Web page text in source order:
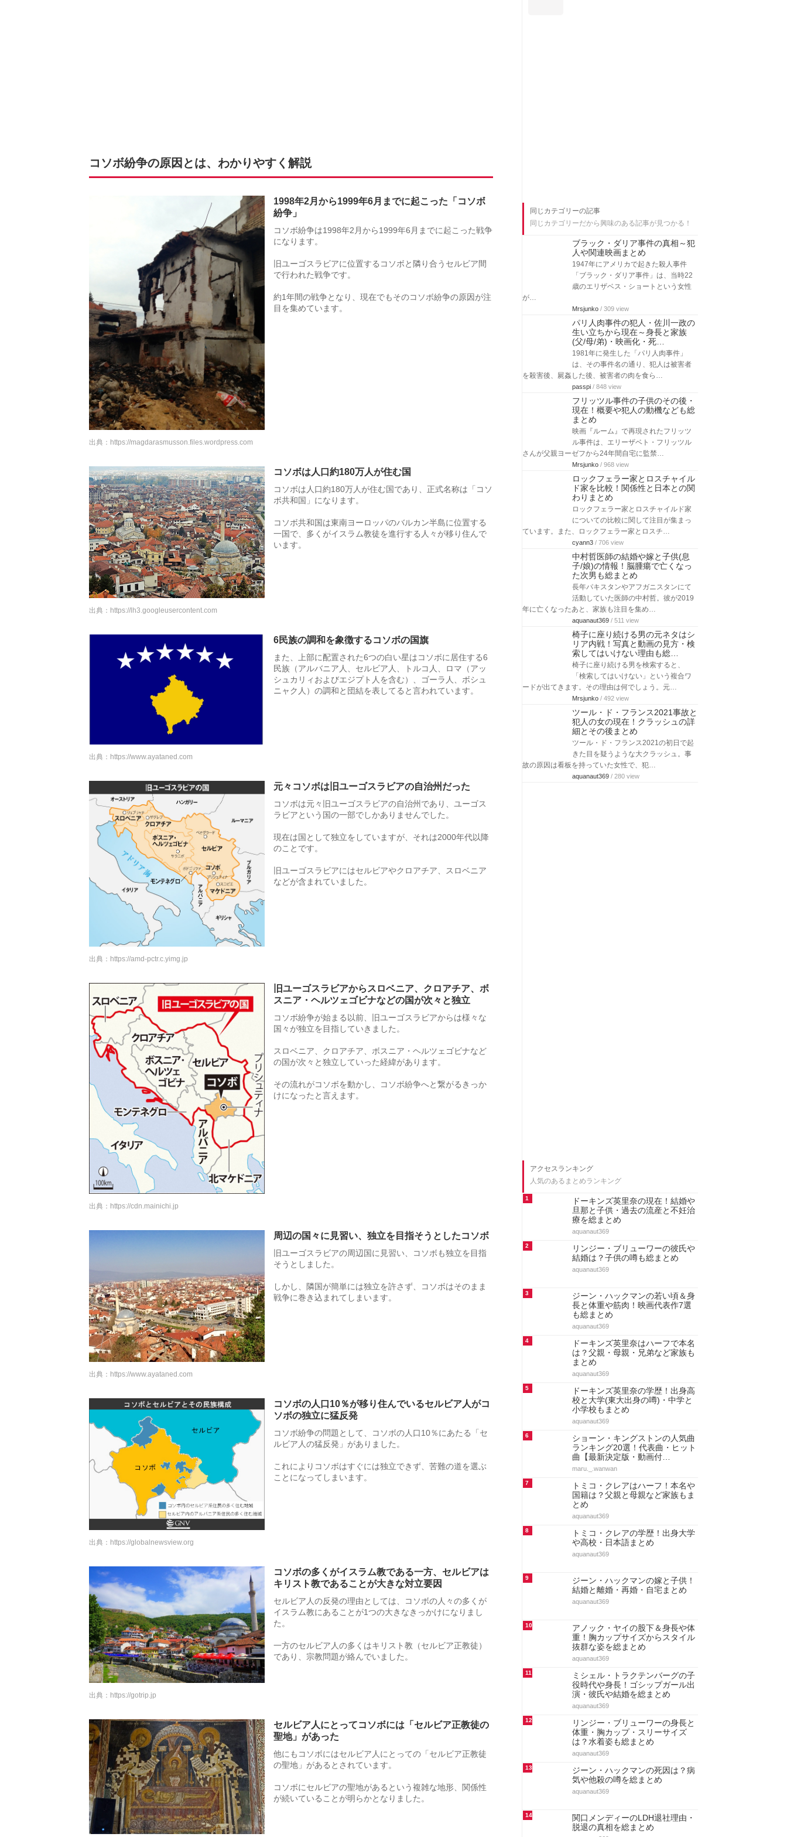
コソボ紛争の原因とは、わかりやすく解説
1998年2月から1999年6月までに起こった「コソボ
紛争」
コソボ紛争は1998年2月から1999年6月までに起こった戦争
になります。
旧ユーゴスラビアに位置するコソボと隣り合うセルビア間
で行われた戦争です。
約1年間の戦争となり、現在でもそのコソボ紛争の原因が注
目を集めています。
出典： https://magdarasmusson.files.wordpress.com
コソボは人口約180万人が住む国
コソボは人口約180万人が住む国であり、正式名称は「コソ
ボ共和国」になります。
コソボ共和国は東南ヨーロッパのバルカン半島に位置する
一国で、多くがイスラム教徒を進行する人々が移り住んで
います。
出典： https://lh3.googleusercontent.com
6民族の調和を象徴するコソボの国旗
また、上部に配置された6つの白い星はコソボに居住する6
民族（アルバニア人、セルビア人、トルコ人、ロマ（アッ
シュカリィおよびエジプト人を含む）、ゴーラ人、ボシュ
ニャク人）の調和と団結を表してると言われています。
出典： https://www.ayataned.com
元々コソボは旧ユーゴスラビアの自治州だった
コソボは元々旧ユーゴスラビアの自治州であり、ユーゴス
ラビアという国の一部でしかありませんでした。
現在は国として独立をしていますが、それは2000年代以降
のことです。
旧ユーゴスラビアにはセルビアやクロアチア、スロベニア
などが含まれていました。
出典： https://amd-pctr.c.yimg.jp
旧ユーゴスラビアからスロベニア、クロアチア、ボ
スニア・ヘルツェゴビナなどの国が次々と独立
コソボ紛争が始まる以前、旧ユーゴスラビアからは様々な
国々が独立を目指していきました。
スロベニア、クロアチア、ボスニア・ヘルツェゴビナなど
の国が次々と独立していった経緯があります。
その流れがコソボを動かし、コソボ紛争へと繋がるきっか
けになったと言えます。
出典： https://cdn.mainichi.jp
周辺の国々に見習い、独立を目指そうとしたコソボ
旧ユーゴスラビアの周辺国に見習い、コソボも独立を目指
そうとしました。
しかし、隣国が簡単には独立を許さず、コソボはそのまま
戦争に巻き込まれてしまいます。
出典： https://www.ayataned.com
コソボの人口10％が移り住んでいるセルビア人がコ
ソボの独立に猛反発
コソボ紛争の問題として、コソボの人口10％にあたる「セ
ルビア人の猛反発」がありました。
これによりコソボはすぐには独立できず、苦難の道を選ぶ
ことになってしまいます。
出典： https://globalnewsview.org
コソボの多くがイスラム教である一方、セルビアは
キリスト教であることが大きな対立要因
セルビア人の反発の理由としては、コソボの人々の多くが
イスラム教にあることが1つの大きなきっかけになりまし
た。
一方のセルビア人の多くはキリスト教（セルビア正教徒）
であり、宗教問題が絡んでいました。
出典： https://gotrip.jp
セルビア人にとってコソボには「セルビア正教徒の
聖地」があった
他にもコソボにはセルビア人にとっての「セルビア正教徒
の聖地」があるとされています。
コソボにセルビアの聖地があるという複雑な地形、関係性
が続いていることが明らかとなりました。
同じカテゴリーの記事
同じカテゴリーだから興味のある記事が見つかる！
ブラック・ダリア事件の真相～犯
人や関連映画まとめ
1947年にアメリカで起きた殺人事件
「ブラック・ダリア事件」は、当時22
歳のエリザベス・ショートという女性
が…
Mrsjunko / 309 view
パリ人肉事件の犯人・佐川一政の
生い立ちから現在～身長と家族
(父/母/弟)・映画化・死…
1981年に発生した「パリ人肉事件」
は、その事件名の通り、犯人は被害者
を殺害後、屍姦した後、被害者の肉を食ら…
passpi / 848 view
フリッツル事件の子供のその後・
現在！概要や犯人の動機なども総
まとめ
映画『ルーム』で再現されたフリッツ
ル事件は、エリーザベト・フリッツル
さんが父親ヨーゼフから24年間自宅に監禁…
Mrsjunko / 968 view
ロックフェラー家とロスチャイル
ド家を比較！関係性と日本との関
わりまとめ
ロックフェラー家とロスチャイルド家
についての比較に関して注目が集まっ
ています。また、ロックフェラー家とロスチ…
cyann3 / 706 view
中村哲医師の結婚や嫁と子供(息
子/娘)の情報！脳腫瘍で亡くなっ
た次男も総まとめ
長年パキスタンやアフガニスタンにて
活動していた医師の中村哲。彼が2019
年に亡くなったあと、家族も注目を集め…
aquanaut369 / 511 view
椅子に座り続ける男の元ネタはシ
リア内戦！写真と動画の見方・検
索してはいけない理由も総…
椅子に座り続ける男を検索すると、
「検索してはいけない」という複合ワ
ードが出てきます。その理由は何でしょう。元…
Mrsjunko / 492 view
ツール・ド・フランス2021事故と
犯人の女の現在！クラッシュの詳
細とその後まとめ
ツール・ド・フランス2021の初日で起
きた目を疑うような大クラッシュ。事
故の原因は看板を持っていた女性で、犯…
aquanaut369 / 280 view
アクセスランキング
人気のあるまとめランキング
1
ドーキンズ英里奈の現在！結婚や
旦那と子供・過去の流産と不妊治
療を総まとめ
aquanaut369
2
リンジー・ブリューワーの彼氏や
結婚は？子供の噂も総まとめ
aquanaut369
3
ジーン・ハックマンの若い頃＆身
長と体重や筋肉！映画代表作7選
も総まとめ
aquanaut369
4
ドーキンズ英里奈はハーフで本名
は？父親・母親・兄弟など家族も
まとめ
aquanaut369
5
ドーキンズ英里奈の学歴！出身高
校と大学(東大出身の噂)・中学と
小学校もまとめ
aquanaut369
6
ショーン・キングストンの人気曲
ランキング20選！代表曲・ヒット
曲【最新決定版・動画付…
maru._.wanwan
7
トミコ・クレアはハーフ！本名や
国籍は？父親と母親など家族もま
とめ
aquanaut369
8
トミコ・クレアの学歴！出身大学
や高校・日本語まとめ
aquanaut369
9
ジーン・ハックマンの嫁と子供！
結婚と離婚・再婚・自宅まとめ
aquanaut369
10
アノック・ヤイの股下＆身長や体
重！胸カップサイズからスタイル
抜群な姿を総まとめ
aquanaut369
11
ミシェル・トラクテンバーグの子
役時代や身長！ゴシップガール出
演・彼氏や結婚を総まとめ
aquanaut369
12
リンジー・ブリューワーの身長と
体重・胸カップ・スリーサイズ
は？水着姿も総まとめ
aquanaut369
13
ジーン・ハックマンの死因は？病
気や他殺の噂を総まとめ
aquanaut369
14
関口メンディーのLDH退社理由・
脱退の真相を総まとめ